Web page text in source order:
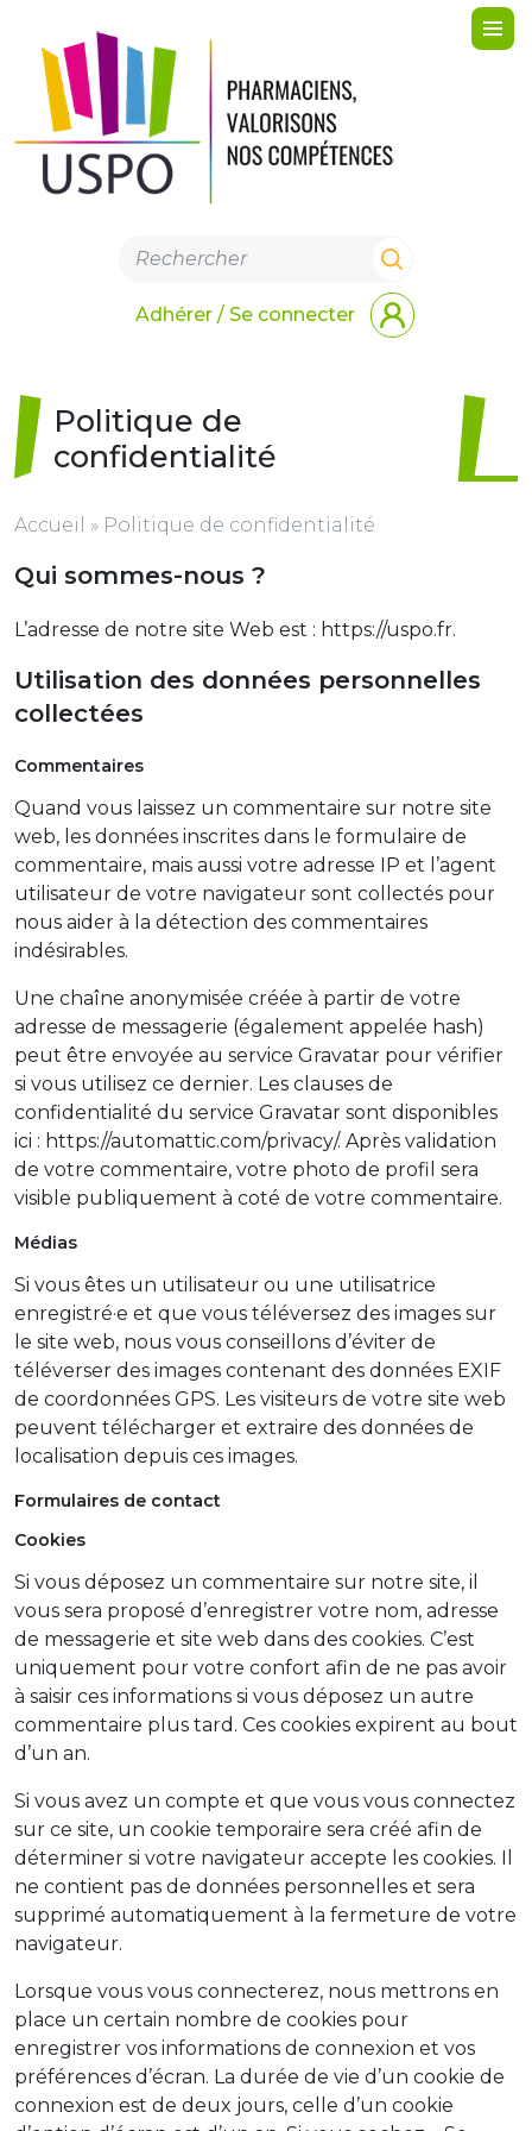
Adhérer / Se connecter
Politique de
confidentialité
Accueil » Politique de confidentialité
Qui sommes-nous ?
L’adresse de notre site Web est : https://uspo.fr.
Utilisation des données personnelles
collectées
Commentaires
Quand vous laissez un commentaire sur notre site
web, les données inscrites dans le formulaire de
commentaire, mais aussi votre adresse IP et l’agent
utilisateur de votre navigateur sont collectés pour
nous aider à la détection des commentaires
indésirables.
Une chaîne anonymisée créée à partir de votre
adresse de messagerie (également appelée hash)
peut être envoyée au service Gravatar pour vérifier
si vous utilisez ce dernier. Les clauses de
confidentialité du service Gravatar sont disponibles
ici : https://automattic.com/privacy/. Après validation
de votre commentaire, votre photo de profil sera
visible publiquement à coté de votre commentaire.
Médias
Si vous êtes un utilisateur ou une utilisatrice
enregistré·e et que vous téléversez des images sur
le site web, nous vous conseillons d’éviter de
téléverser des images contenant des données EXIF
de coordonnées GPS. Les visiteurs de votre site web
peuvent télécharger et extraire des données de
localisation depuis ces images.
Formulaires de contact
Cookies
Si vous déposez un commentaire sur notre site, il
vous sera proposé d’enregistrer votre nom, adresse
de messagerie et site web dans des cookies. C’est
uniquement pour votre confort afin de ne pas avoir
à saisir ces informations si vous déposez un autre
commentaire plus tard. Ces cookies expirent au bout
d’un an.
Si vous avez un compte et que vous vous connectez
sur ce site, un cookie temporaire sera créé afin de
déterminer si votre navigateur accepte les cookies. Il
ne contient pas de données personnelles et sera
supprimé automatiquement à la fermeture de votre
navigateur.
Lorsque vous vous connecterez, nous mettrons en
place un certain nombre de cookies pour
enregistrer vos informations de connexion et vos
préférences d’écran. La durée de vie d’un cookie de
connexion est de deux jours, celle d’un cookie